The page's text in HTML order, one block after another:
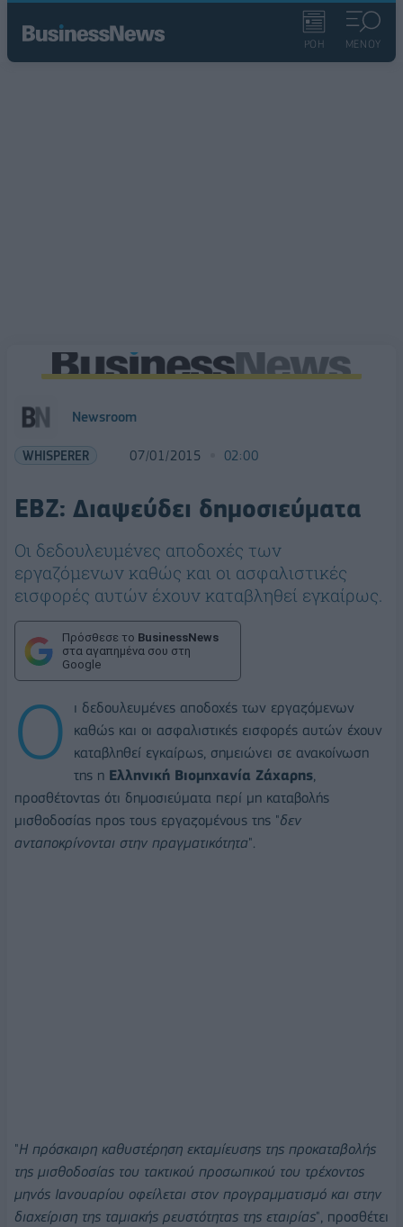
ΡΟΗ ΜΕΝΟΥ
Newsroom
WHISPERER 07/01/2015 02:00
EBZ: Διαψεύδει δημοσιεύματα
Οι δεδουλευμένες αποδοχές των
εργαζόμενων καθώς και οι ασφαλιστικές
εισφορές αυτών έχουν καταβληθεί εγκαίρως.
Πρόσθεσε το BusinessNews
στα αγαπημένα σου στη
Google
Ο
ι δεδουλευμένες αποδοχές των εργαζόμενων
καθώς και οι ασφαλιστικές εισφορές αυτών έχουν
καταβληθεί εγκαίρως, σημειώνει σε ανακοίνωση
της η Ελληνική Βιομηχανία Ζάχαρης
προσθέτοντας ότι δημοσιεύματα περί μη καταβολής
μισθοδοσίας προς τους εργαζομένους της "δεν
ανταποκρίνονται στην πραγματικότητα".
"Η πρόσκαιρη καθυστέρηση εκταμίευσης της προκαταβολής
της μισθοδοσίας του τακτικού προσωπικού του τρέχοντος
μηνός Ιανουαρίου οφείλεται στον προγραμματισμό και στην
διαχείριση της ταμιακής ρευστότητας της εταιρίας", προσθέτει